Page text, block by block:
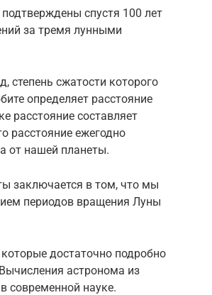
спустя 100 лет
за тремя лунными
степень сжатости которого
определяет расстояние
расстояние составляет
расстояние ежегодно
от нашей планеты.
заключается в том, что мы
периодов вращения Луны
достаточно подробно
астронома из
современной науке.